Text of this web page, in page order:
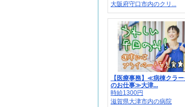
大阪府守口市内のクリ...
【医療事務】≪病棟クラー
のお仕事≫大津...
時給1300円
滋賀県大津市内の病院